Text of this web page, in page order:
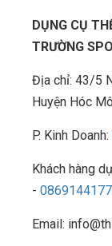
DỤNG CỤ
TRƯỜNG
Địa chỉ: 43/5
Huyện Hóc
P. Kinh Doanh:
Khách hàng
- 0869144177
Email: